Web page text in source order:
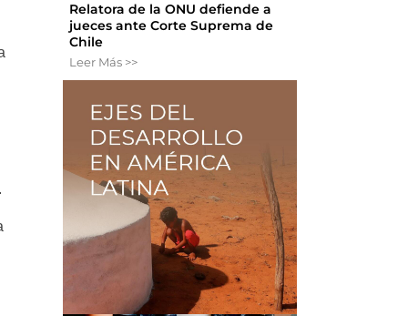
Relatora de la ONU defiende a
jueces ante Corte Suprema de
Chile
Leer Más >>